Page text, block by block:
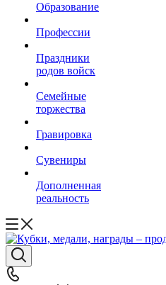
Образование
Профессии
Праздники
родов войск
Семейные
торжества
Гравировка
Сувениры
Дополненная
реальность